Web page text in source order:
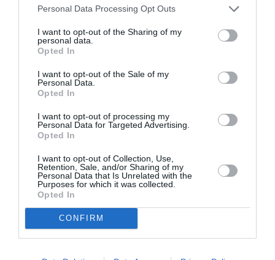
Personal Data Processing Opt Outs
I want to opt-out of the Sharing of my
personal data.
Opted In
I want to opt-out of the Sale of my
Personal Data.
Opted In
I want to opt-out of processing my
Personal Data for Targeted Advertising.
Opted In
I want to opt-out of Collection, Use,
Retention, Sale, and/or Sharing of my
Personal Data that Is Unrelated with the
Purposes for which it was collected.
Opted In
CONFIRM
Η Μισέλ Φάιφερ
αποκάλυψε ότι δεν
θέλει να
ποτέ ξανά σε ταινία
Προβολές με
ελεύθερη είσοδο
Κινηματογράφο
Αγίας Παρασκευής |
Εισπράξεις πάνω
από 1 δισ. δολάρια
Η νέα ταινία
“Without Blood” της